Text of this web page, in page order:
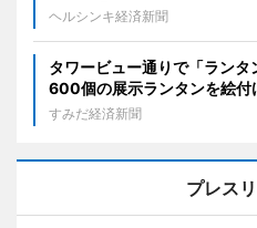
ヘルシンキ経済新聞
タワービュー通りで「ラン
600個の展示ランタンを絵付
すみだ経済新聞
プレス